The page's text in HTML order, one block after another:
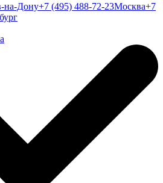
на-Дону+7 (495) 488-72-23Москва+7